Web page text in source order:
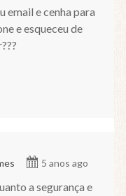
email e cenha para
e esqueceu de
5 anos ago
a segurança e